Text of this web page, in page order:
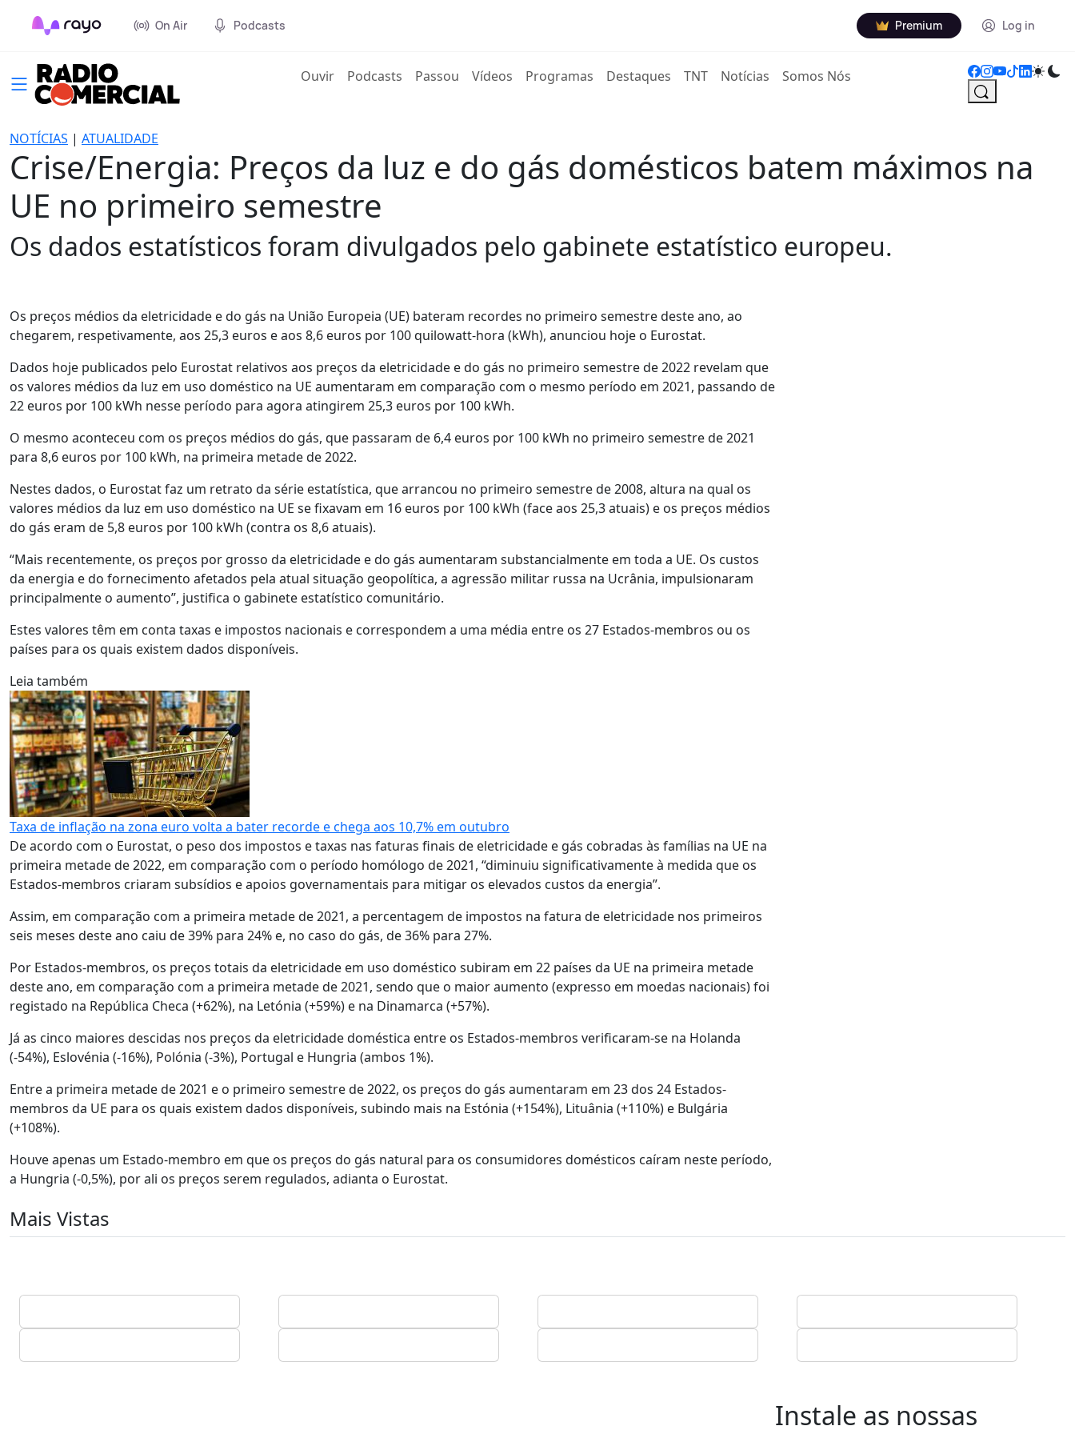
On Air Podcasts Premium Log in
Ouvir(current)
Podcasts Passou Vídeos Programas Destaques TNT Notícias Somos Nós
NOTÍCIAS | ATUALIDADE
Crise/Energia: Preços da luz e do gás domésticos batem máximos na
UE no primeiro semestre
Os dados estatísticos foram divulgados pelo gabinete estatístico europeu.
Os preços médios da eletricidade e do gás na União Europeia (UE) bateram recordes no primeiro semestre deste ano, ao
chegarem, respetivamente, aos 25,3 euros e aos 8,6 euros por 100 quilowatt-hora (kWh), anunciou hoje o Eurostat.
Dados hoje publicados pelo Eurostat relativos aos preços da eletricidade e do gás no primeiro semestre de 2022 revelam que
os valores médios da luz em uso doméstico na UE aumentaram em comparação com o mesmo período em 2021, passando de
22 euros por 100 kWh nesse período para agora atingirem 25,3 euros por 100 kWh.
O mesmo aconteceu com os preços médios do gás, que passaram de 6,4 euros por 100 kWh no primeiro semestre de 2021
para 8,6 euros por 100 kWh, na primeira metade de 2022.
Nestes dados, o Eurostat faz um retrato da série estatística, que arrancou no primeiro semestre de 2008, altura na qual os
valores médios da luz em uso doméstico na UE se fixavam em 16 euros por 100 kWh (face aos 25,3 atuais) e os preços médios
do gás eram de 5,8 euros por 100 kWh (contra os 8,6 atuais).
“Mais recentemente, os preços por grosso da eletricidade e do gás aumentaram substancialmente em toda a UE. Os custos
da energia e do fornecimento afetados pela atual situação geopolítica, a agressão militar russa na Ucrânia, impulsionaram
principalmente o aumento”, justifica o gabinete estatístico comunitário.
Estes valores têm em conta taxas e impostos nacionais e correspondem a uma média entre os 27 Estados-membros ou os
países para os quais existem dados disponíveis.
Leia também
Taxa de inflação na zona euro volta a bater recorde e chega aos 10,7% em outubro
De acordo com o Eurostat, o peso dos impostos e taxas nas faturas finais de eletricidade e gás cobradas às famílias na UE na
primeira metade de 2022, em comparação com o período homólogo de 2021, “diminuiu significativamente à medida que os
Estados-membros criaram subsídios e apoios governamentais para mitigar os elevados custos da energia”.
Assim, em comparação com a primeira metade de 2021, a percentagem de impostos na fatura de eletricidade nos primeiros
seis meses deste ano caiu de 39% para 24% e, no caso do gás, de 36% para 27%.
Por Estados-membros, os preços totais da eletricidade em uso doméstico subiram em 22 países da UE na primeira metade
deste ano, em comparação com a primeira metade de 2021, sendo que o maior aumento (expresso em moedas nacionais) foi
registado na República Checa (+62%), na Letónia (+59%) e na Dinamarca (+57%).
Já as cinco maiores descidas nos preços da eletricidade doméstica entre os Estados-membros verificaram-se na Holanda
(-54%), Eslovénia (-16%), Polónia (-3%), Portugal e Hungria (ambos 1%).
Entre a primeira metade de 2021 e o primeiro semestre de 2022, os preços do gás aumentaram em 23 dos 24 Estados-
membros da UE para os quais existem dados disponíveis, subindo mais na Estónia (+154%), Lituânia (+110%) e Bulgária
(+108%).
Houve apenas um Estado-membro em que os preços do gás natural para os consumidores domésticos caíram neste período,
a Hungria (-0,5%), por ali os preços serem regulados, adianta o Eurostat.
Mais Vistas
Instale as nossas